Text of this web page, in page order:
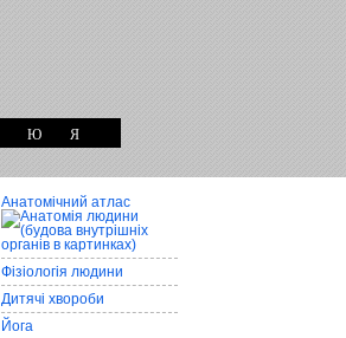
Ю Я
Анатомічний атлас
Фізіологія людини
Дитячі хвороби
Йога